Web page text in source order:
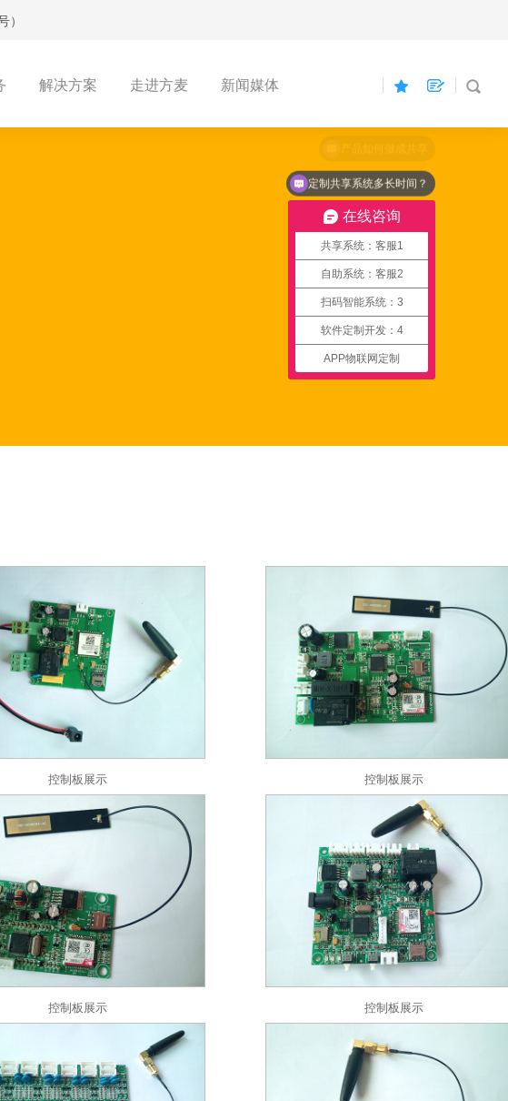
）
解决方案 走进方麦 新闻媒体
控制板展示 控制板展示
控制板展示 控制板展示
在线咨询
共享系统：客服1
自助系统：客服2
扫码智能系统：3
软件定制开发：4
APP物联网定制
定制共享系统多长时间？